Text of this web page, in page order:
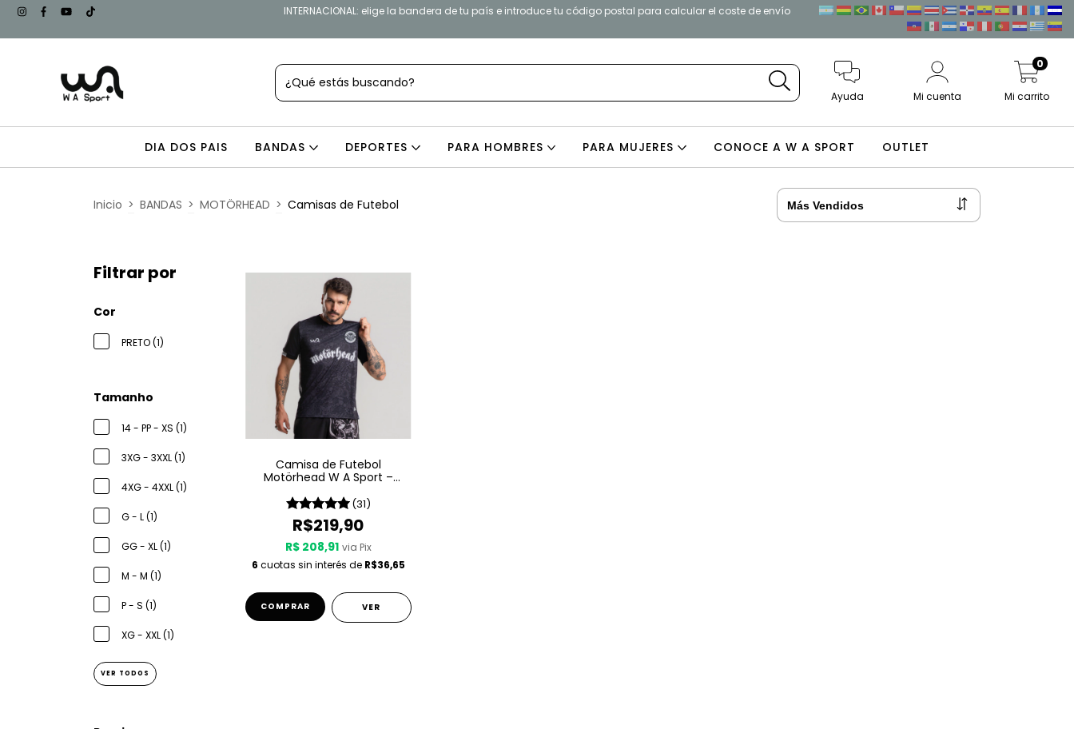
INTERNACIONAL: elige la bandera de tu país e introduce tu código postal para calcular el coste de envío
Ayuda Mi cuenta Mi carrito
0
DIA DOS PAIS BANDAS DEPORTES PARA HOMBRES PARA MUJERES CONOCE A W A SPORT OUTLET
Inicio > BANDAS > MOTÖRHEAD > Camisas de Futebol
Filtrar por
Cor
PRETO (1)
Tamanho
14 - PP - XS (1)
3XG - 3XXL (1)
4XG - 4XXL (1)
G - L (1)
GG - XL (1)
M - M (1)
P - S (1)
XG - XXL (1)
VER TODOS
Camisa de Futebol
Motörhead W A Sport –
(31)
R$219,90
R$ 208,91 via Pix
6 cuotas sin interés de R$36,65
COMPRAR VER